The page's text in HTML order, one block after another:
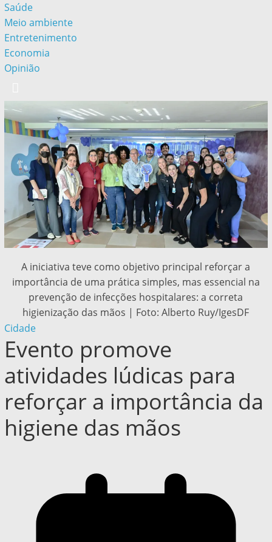
Saúde
Meio ambiente
Entretenimento
Economia
Opinião
A iniciativa teve como objetivo principal reforçar a
importância de uma prática simples, mas essencial na
prevenção de infecções hospitalares: a correta
higienização das mãos | Foto: Alberto Ruy/IgesDF
Cidade
Evento promove
atividades lúdicas para
reforçar a importância da
higiene das mãos